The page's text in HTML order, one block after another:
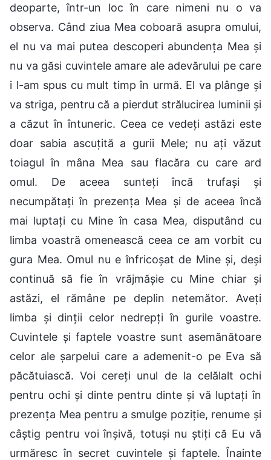
deoparte, într-un loc în care nimeni nu o va
observa. Când ziua Mea coboară asupra omului,
el nu va mai putea descoperi abundența Mea și
nu va găsi cuvintele amare ale adevărului pe care
i l-am spus cu mult timp în urmă. El va plânge și
va striga, pentru că a pierdut strălucirea luminii și
a căzut în întuneric. Ceea ce vedeți astăzi este
doar sabia ascuțită a gurii Mele; nu ați văzut
toiagul în mâna Mea sau flacăra cu care ard
omul. De aceea sunteți încă trufași și
necumpătați în prezența Mea și de aceea încă
mai luptați cu Mine în casa Mea, disputând cu
limba voastră omenească ceea ce am vorbit cu
gura Mea. Omul nu e înfricoșat de Mine și, deși
continuă să fie în vrăjmășie cu Mine chiar și
astăzi, el rămâne pe deplin netemător. Aveți
limba și dinții celor nedrepți în gurile voastre.
Cuvintele și faptele voastre sunt asemănătoare
celor ale șarpelui care a ademenit-o pe Eva să
păcătuiască. Voi cereți unul de la celălalt ochi
pentru ochi și dinte pentru dinte și vă luptați în
prezența Mea pentru a smulge poziție, renume și
câștig pentru voi înșivă, totuși nu știți că Eu vă
urmăresc în secret cuvintele și faptele. Înainte